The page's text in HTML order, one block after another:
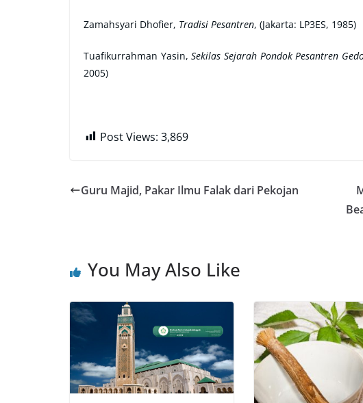
Zamahsyari Dhofier, Tradisi Pesantren, (Jakarta: LP3ES, 1985)
Tuafikurrahman Yasin,Sekilas Sejarah Pondok Pesantren
2005)
Post Views: 3,869
Guru Majid, Pakar Ilmu Falak dari Pekojan
You May Also Like